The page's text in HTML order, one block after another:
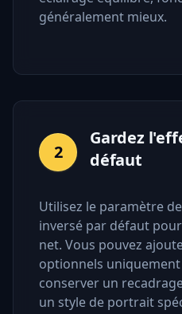
généralement mieux.
2
Gardez
défaut
Utilisez le paramètre
inversé par défaut
net. Vous pouvez
optionnels
conserver un
un style de portrait